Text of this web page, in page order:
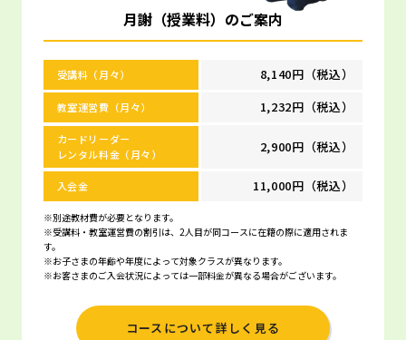
月謝（授業料）のご案内
受講料（月々） 8,140円（税込）
教室運営費（月々） 1,232円（税込）
カードリーダー
レンタル料金（月々）
2,900円（税込）
入会金 11,000円（税込）
※別途教材費が必要となります。
※受講料・教室運営費の割引は、2人目が同コースに在籍の際に適用されま
す。
※お子さまの年齢や年度によって対象クラスが異なります。
※お客さまのご入会状況によっては一部料金が異なる場合がございます。
コースについて詳しく見る